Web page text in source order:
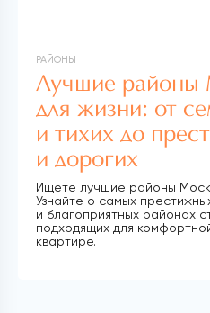
РАЙОНЫ
Лучшие районы
для жизни: от
и тихих до
и дорогих
Ищете лучшие районы
Узнайте о самых
и благоприятных районах
подходящих для
квартире.